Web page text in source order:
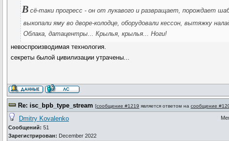
В сё-таки прогресс - он от лукавого и развращает, порождает
выкопали яму во дворе-колодце, оборудовали кессон, вытяжку
Облака, датацентры... Крылья, крылья... Ноги!
невоспроизводимая технология.
секреты былой цивилизации утрачены...
Re: isc_bpb_type_stream [сообщение #1219 является ответом на сообщение
Dmitry Kovalenko
Сообщений: 51
Зарегистрирован: December 2022